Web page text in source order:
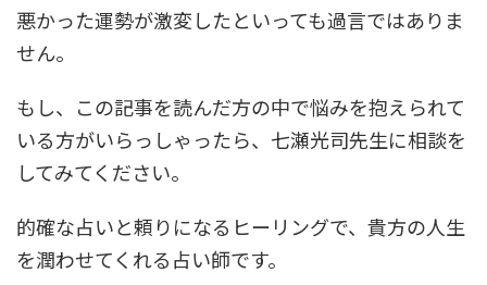
悪かった運勢が激変したといっても過言ではありま
せん。
もし、この記事を読んだ方の中で悩みを抱えられて
いる方がいらっしゃったら、七瀬光司先生に相談を
してみてください。
的確な占いと頼りになるヒーリングで、貴方の人生
を潤わせてくれる占い師です。